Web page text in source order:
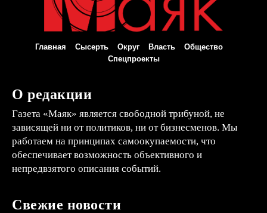
Главная Сысерть Округ Власть
Общество
Спецпроекты
О редакции
Газета «Маяк» является свободной трибуной, не
зависящей ни от политиков, ни от бизнесменов. Мы
работаем на принципах самоокупаемости, что
обеспечивает возможность объективного и
непредвзятого описания событий.
Свежие новости